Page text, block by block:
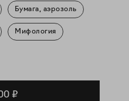
Бумага, аэрозоль
Мифология
₽